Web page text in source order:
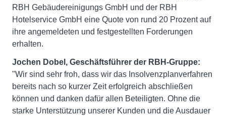
RBH Gebäudereinigungs GmbH und der RBH
Hotelservice GmbH eine Quote von rund 20 Prozent auf
ihre angemeldeten und festgestellten Forderungen
erhalten.
Jochen Dobel, Geschäftsführer der RBH-Gruppe:
"Wir sind sehr froh, dass wir das Insolvenzplanverfahren
bereits nach so kurzer Zeit erfolgreich abschließen
können und danken dafür allen Beteiligten. Ohne die
starke Unterstützung unserer Kunden und die Ausdauer